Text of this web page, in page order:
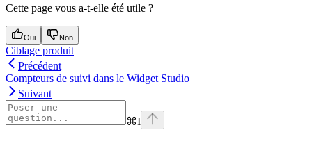
Cette page vous a-t-elle été utile ?
Oui Non
Ciblage produit
Précédent
Compteurs de suivi dans le Widget Studio
Suivant
⌘I